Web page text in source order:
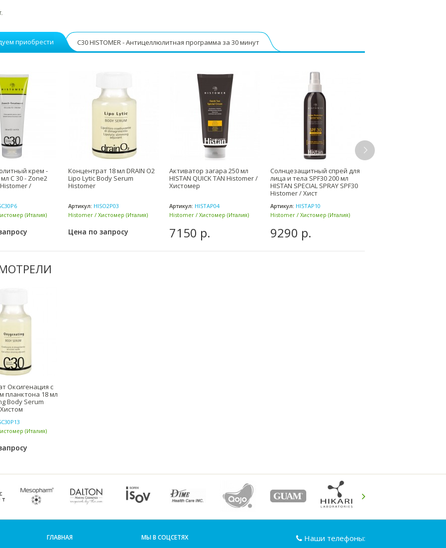
приобрести С30 HISTOMER - Антицеллюлитная программа за 30 минут
крем -
C 30 - Zone2
/
(Италия)
Концентрат 18 мл DRAIN O2
Lipo Lytic Body Serum
Histomer
Артикул: HISO2P03
Histomer / Хистомер (Италия)
Цена по запросу
Активатор загара 250 мл
HISTAN QUICK TAN Histomer /
Хистомер
Артикул: HISTAP04
Histomer / Хистомер (Италия)
7150 р.
Солнцезащитный спрей для
лица и тела SPF30 200 мл
HISTAN SPECIAL SPRAY SPF30
Histomer / Хист
Артикул: HISTAP10
Histomer / Хистомер (Италия)
9290 р.
Оксигенация с
планктона 18 мл
Body Serum
(Италия)
ГЛАВНАЯ МЫ В СОЦСЕТЯХ Наши телефоны: